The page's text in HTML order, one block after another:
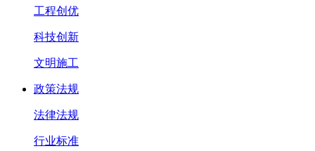
工程创优
科技创新
文明施工
政策法规
法律法规
行业标准